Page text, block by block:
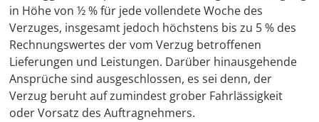
in Höhe von ½ % für jede vollendete Woche des
Verzuges, insgesamt jedoch höchstens bis zu 5 % des
Rechnungswertes der vom Verzug betroffenen
Lieferungen und Leistungen. Darüber hinausgehende
Ansprüche sind ausgeschlossen, es sei denn, der
Verzug beruht auf zumindest grober Fahrlässigkeit
oder Vorsatz des Auftragnehmers.